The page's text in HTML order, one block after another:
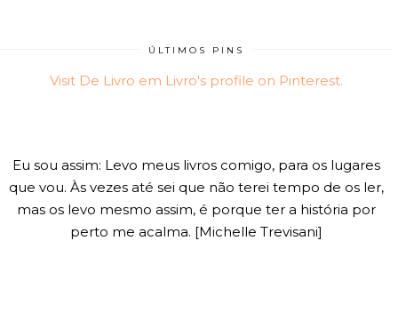
ÚLTIMOS PINS
Visit De Livro em Livro's profile on Pinterest.
Eu sou assim: Levo meus livros comigo, para os lugares
que vou. Às vezes até sei que não terei tempo de os ler,
mas os levo mesmo assim, é porque ter a história por
perto me acalma. [Michelle Trevisani]